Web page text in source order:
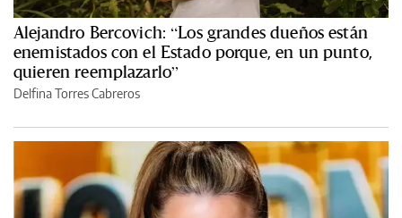
Alejandro Bercovich: “Los grandes dueños están
enemistados con el Estado porque, en un punto,
quieren reemplazarlo”
Delfina Torres Cabreros